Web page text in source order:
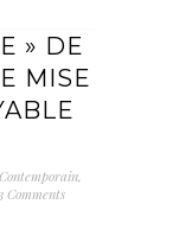
» DE
MISE
Contemporain,
3 Comments